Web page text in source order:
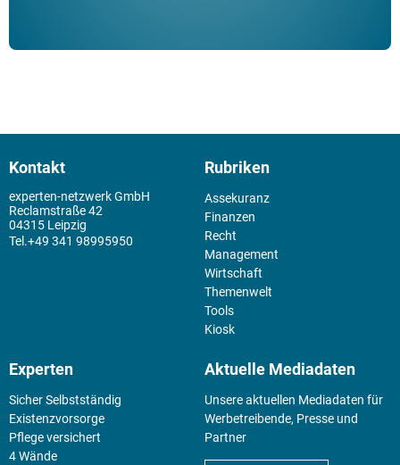
Kontakt
experten-netzwerk GmbH
Reclamstraße 42
04315 Leipzig
+49 341 98995950
Rubriken
Assekuranz
Finanzen
Recht
Management
Wirtschaft
Themenwelt
Tools
Kiosk
Experten
Sicher Selbstständig
Existenz­vorsorge
Pflege versichert
4 Wände
Aktuelle Mediadaten
Unsere aktuellen Mediadaten für
Werbetreibende, Presse und
Partner